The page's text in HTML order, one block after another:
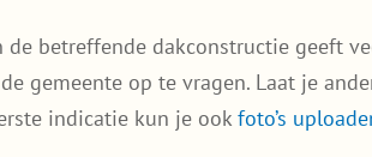
betreffende dakconstructie geeft
gemeente op te vragen. Laat je
indicatie kun je ookfoto’s